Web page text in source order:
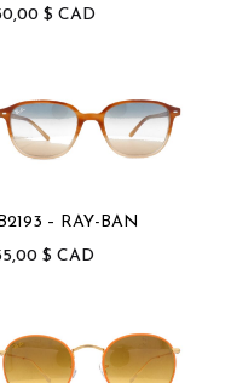
$ CAD
– RAY-BAN
$ CAD